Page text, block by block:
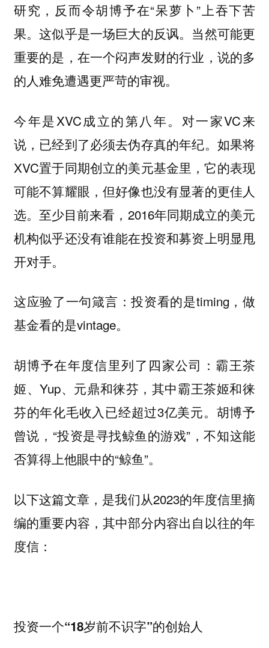
研究，反而令胡博予在“呆萝卜”上吞下苦
果。这似乎是一场巨大的反讽。当然可能更
重要的是，在一个闷声发财的行业，说的多
的人难免遭遇更严苛的审视。
今年是XVC成立的第八年。对一家VC来
说，已经到了必须去伪存真的年纪。如果将
XVC置于同期创立的美元基金里，它的表现
可能不算耀眼，但好像也没有显著的更佳人
选。至少目前来看，2016年同期成立的美元
机构似乎还没有谁能在投资和募资上明显甩
开对手。
这应验了一句箴言：投资看的是timing，做
基金看的是vintage。
胡博予在年度信里列了四家公司：霸王茶
姬、Yup、元鼎和徕芬，其中霸王茶姬和徕
芬的年化毛收入已经超过3亿美元。胡博予
曾说，“投资是寻找鲸鱼的游戏”，不知这能
否算得上他眼中的“鲸鱼”。
以下这篇文章，是我们从2023的年度信里摘
编的重要内容，其中部分内容出自以往的年
度信：
投资一个“18岁前不识字”的创始人